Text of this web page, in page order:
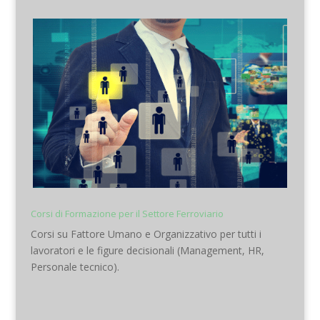
Corsi di Formazione per il Settore Ferroviario
Corsi su Fattore Umano e Organizzativo per tutti i
lavoratori e le figure decisionali (Management, HR,
Personale tecnico).